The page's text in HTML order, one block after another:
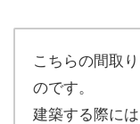
こちらの間取
のです。
建築する際に